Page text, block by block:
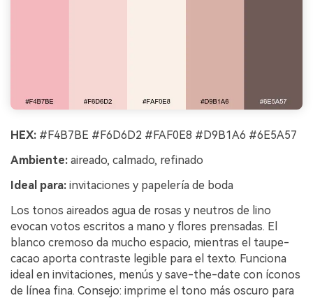
HEX: #F4B7BE #F6D6D2 #FAF0E8 #D9B1A6 #6E5A57
Ambiente: aireado, calmado, refinado
Ideal para: invitaciones y papelería de boda
Los tonos aireados agua de rosas y neutros de lino
evocan votos escritos a mano y flores prensadas. El
blanco cremoso da mucho espacio, mientras el taupe-
cacao aporta contraste legible para el texto. Funciona
ideal en invitaciones, menús y save-the-date con íconos
de línea fina. Consejo: imprime el tono más oscuro para